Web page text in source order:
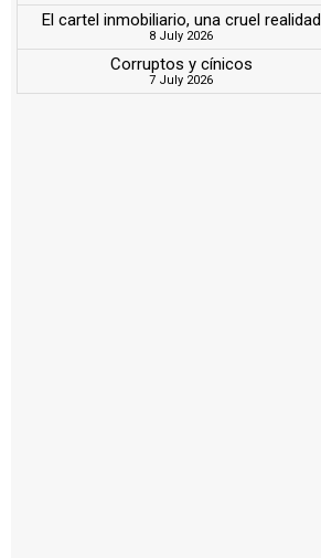
El cartel inmobiliario, una cruel realidad
8 July 2026
Corruptos y cínicos
7 July 2026